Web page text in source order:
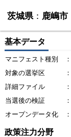
茨城県： 鹿嶋市
基本データ
マニフェスト種別 ：
対象の選挙区
：
詳細ファイル
：
当選後の検証
：
オープンデータ化
：
政策注力分野